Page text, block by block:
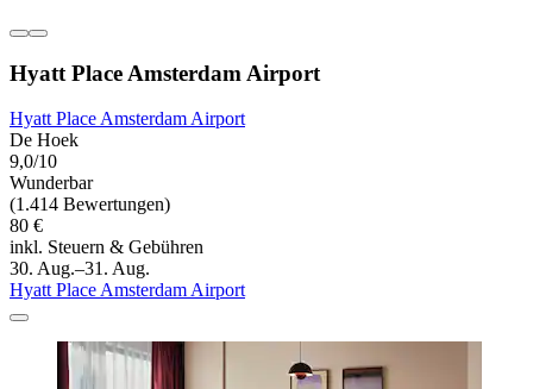
Hyatt Place Amsterdam Airport
Hyatt Place Amsterdam Airport
De Hoek
9,0/10
Wunderbar
(1.414 Bewertungen)
80 €
inkl. Steuern & Gebühren
30. Aug.–31. Aug.
Hyatt Place Amsterdam Airport